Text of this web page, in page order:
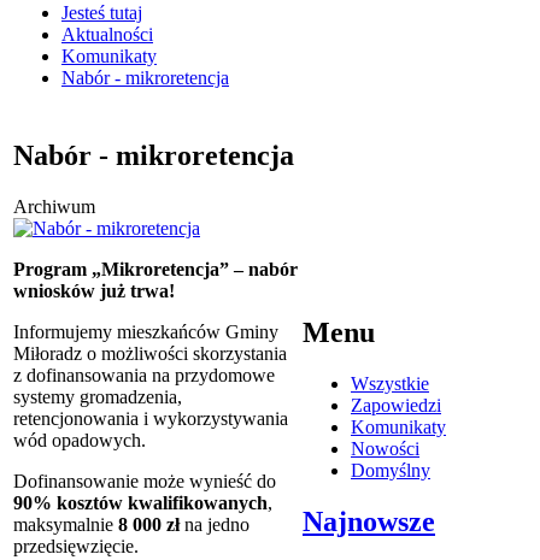
Jesteś tutaj
Aktualności
Komunikaty
Nabór - mikroretencja
Nabór - mikroretencja
Archiwum
Program „Mikroretencja” – nabór
wniosków już trwa!
Informujemy mieszkańców Gminy
Miłoradz o możliwości skorzystania
z dofinansowania na przydomowe
systemy gromadzenia,
retencjonowania i wykorzystywania
wód opadowych.
Dofinansowanie może wynieść do
90% kosztów kwalifikowanych,
maksymalnie 8 000 złna jedno
przedsięwzięcie.
Menu
Wszystkie
Zapowiedzi
Komunikaty
Nowości
Domyślny
Najnowsze